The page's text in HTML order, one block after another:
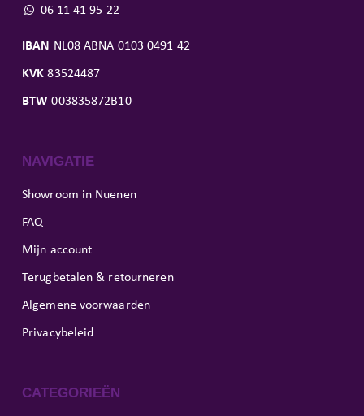
06 11 41 95 22
IBAN NL08 ABNA 0103 0491 42
KVK 83524487
BTW 003835872B10
NAVIGATIE
Showroom in Nuenen
FAQ
Mijn account
Terugbetalen & retourneren
Algemene voorwaarden
Privacybeleid
CATEGORIEËN